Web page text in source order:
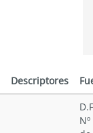
Descriptores